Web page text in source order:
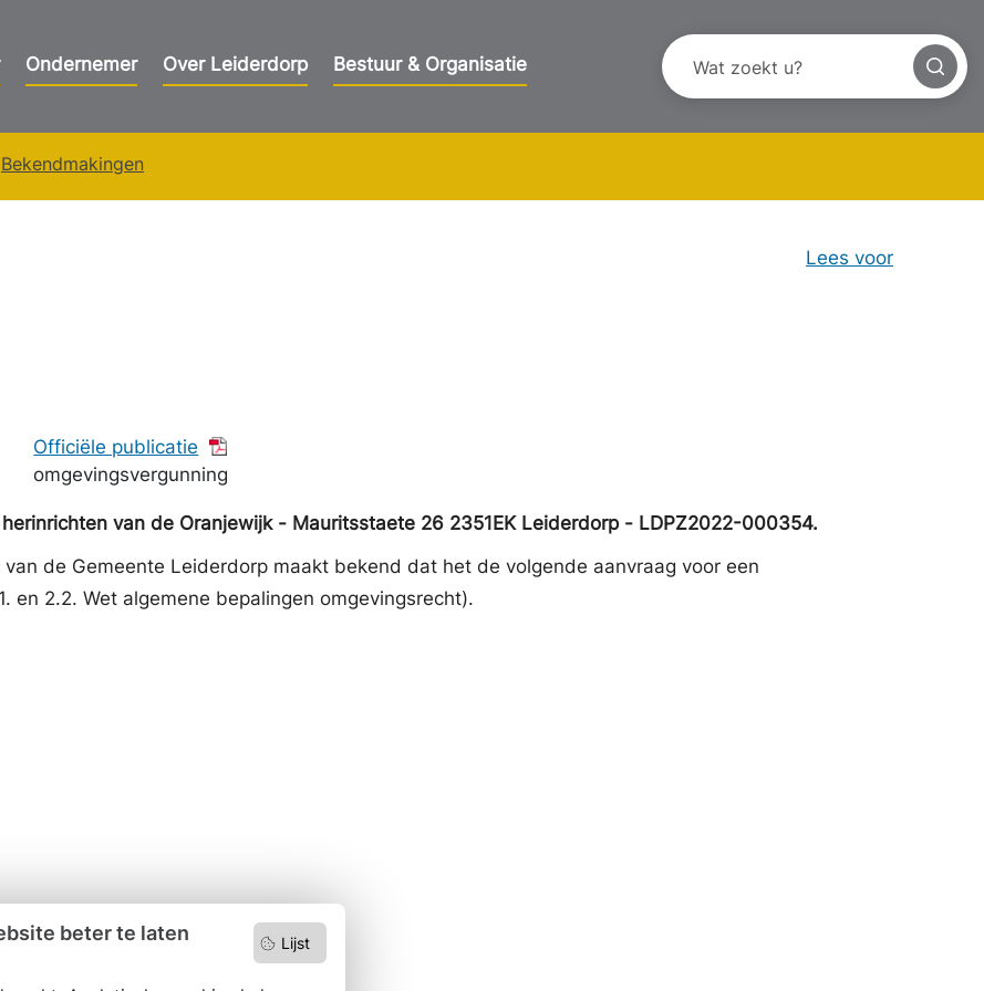
Lijst
beter te laten
Ondernemer Over Leiderdorp Bestuur & Organisatie
Bekendmakingen
Lees voor
Officiële publicatie
omgevingsvergunning
van de Oranjewijk - Mauritsstaete 26 2351EK Leiderdorp - LDPZ2022-000354.
de Gemeente Leiderdorp maakt bekend dat het de volgende aanvraag voor een
en 2.2. Wet algemene bepalingen omgevingsrecht).